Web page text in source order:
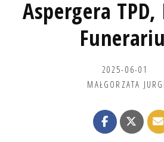
Aspergera
2025-06-01
MAŁGORZATA